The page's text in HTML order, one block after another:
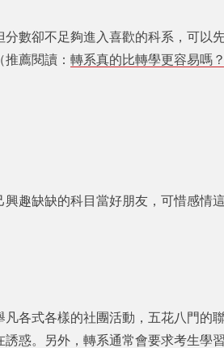
數卻不足夠進入喜歡的科系，可以
薦閱讀： 轉系真的比轉學更容易嗎？
趣缺缺的科目當好朋友，可惜感情
各式各樣的社團活動，五花八門的
惑。另外，轉系通常會要求考生學